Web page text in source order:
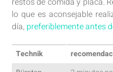
lo que es aconsejable
⁤día, preferiblemente antes
Technik